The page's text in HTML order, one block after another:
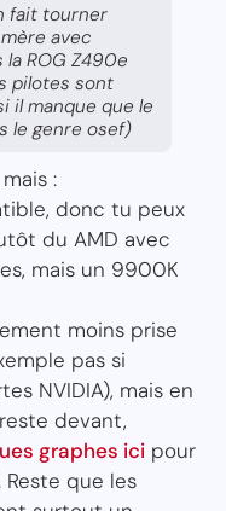
fait tourner
avec
ROG Z490e
pilotes sont
il manque que le
le genre osef)
:
donc tu peux
du AMD avec
mais un 9900K
moins prise
pas si
NVIDIA), mais en
devant,
graphes ici pour
que les